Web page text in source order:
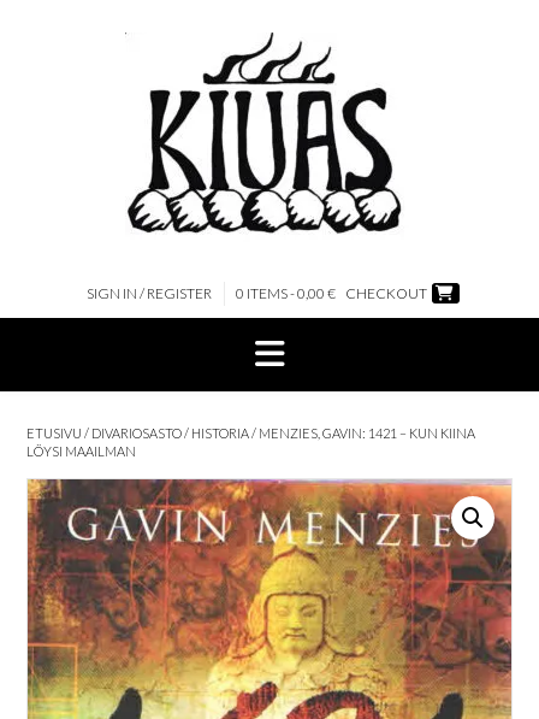
SIGN IN / REGISTER 0 ITEMS - 0,00 € CHECKOUT
ETUSIVU / DIVARIOSASTO/ HISTORIA/ MENZIES, GAVIN: 1421 – KUN KIINA
LÖYSI MAAILMAN